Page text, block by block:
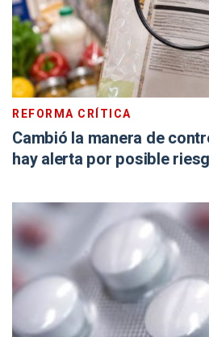
REFORMA CRÍTICA
Cambió la manera de
hay alerta por posible